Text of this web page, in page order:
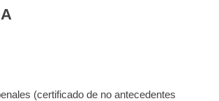
(certificado de no antecedentes